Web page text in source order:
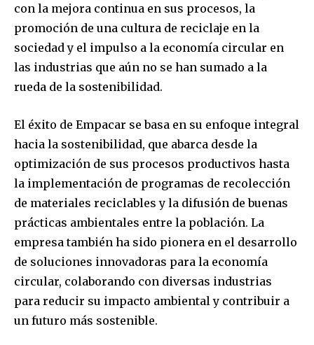
con la mejora continua en sus procesos, la
promoción de una cultura de reciclaje en la
sociedad y el impulso a la economía circular en
las industrias que aún no se han sumado a la
rueda de la sostenibilidad.
El éxito de Empacar se basa en su enfoque integral
hacia la sostenibilidad, que abarca desde la
optimización de sus procesos productivos hasta
la implementación de programas de recolección
de materiales reciclables y la difusión de buenas
prácticas ambientales entre la población. La
empresa también ha sido pionera en el desarrollo
de soluciones innovadoras para la economía
circular, colaborando con diversas industrias
para reducir su impacto ambiental y contribuir a
un futuro más sostenible.